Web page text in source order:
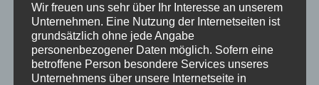
Oberstdorfer Advent 2024
vonHausPartale|Nov. 25, 2024|Allgemein,
Empfehlung ,Oberstdorf,Veranstaltungstipp
Wir freuen uns sehr über Ihr Interesse an unserem
Unternehmen. Eine Nutzung der Internetseiten ist
grundsätzlich ohne jede Angabe
personenbezogener Daten möglich. Sofern eine
betroffene Person besondere Services unseres
Unternehmens über unsere Internetseite in